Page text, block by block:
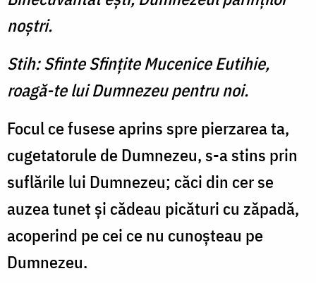
noştri.
Stih: Sfinte Sfinţite Mucenice Eutihie,
roagă-te lui Dumnezeu pentru noi.
Focul ce fusese aprins spre pierzarea ta,
cugetatorule de Dumnezeu, s-a stins prin
suflările lui Dumnezeu; căci din cer se
auzea tunet şi cădeau picături cu zăpadă,
acoperind pe cei ce nu cunoşteau pe
Dumnezeu.